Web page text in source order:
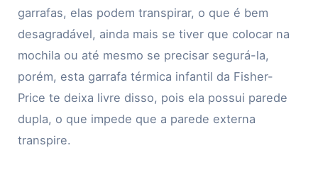
garrafas, elas podem transpirar, o que é bem
desagradável, ainda mais se tiver que colocar na
mochila ou até mesmo se precisar segurá-la,
porém, esta garrafa térmica infantil da Fisher-
Price te deixa livre disso, pois ela possui parede
dupla, o que impede que a parede externa
transpire.